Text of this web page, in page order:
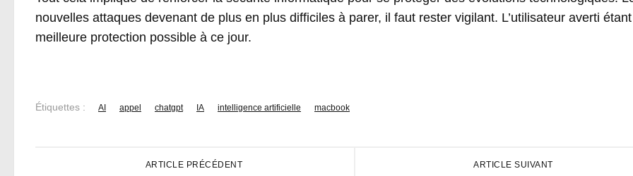
nouvelles attaques devenant de plus en plus difficiles à parer, il faut rester vigilant. L’utilisateur averti
meilleure protection possible à ce jour.
Étiquettes : AI appel chatgpt IA intelligence artificielle macbook
ARTICLE SUIVANT
ARTICLE PRÉCÉDENT